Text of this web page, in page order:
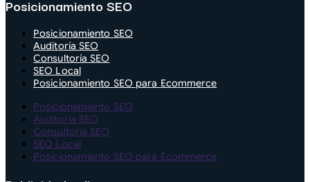
Posicionamiento SEO
Posicionamiento SEO
Auditoría SEO
Consultoría SEO
SEO Local
Posicionamiento SEO para Ecommerce
Posicionamiento SEO
Auditoría SEO
Consultoría SEO
SEO Local
Posicionamiento SEO para Ecommerce